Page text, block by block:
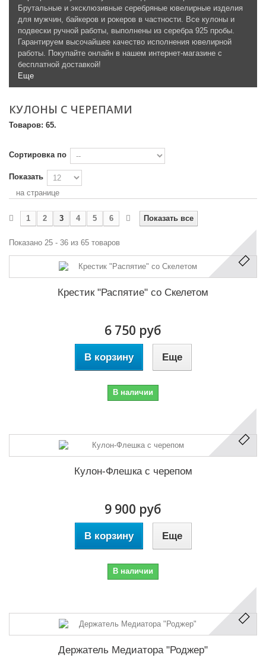
Брутальные и эксклюзивные серебряные ювелирные изделия
для мужчин, байкеров и рокеров в частности. Все кулоны и
подвески ручной работы, выполнены из серебра 925 пробы.
Гарантируем высочайшее качество исполнения ювелирной
работы. Покупайте онлайн в нашем интернет-магазине с
бесплатной доставкой!
Еще
КУЛОНЫ С ЧЕРЕПАМИ
Товаров: 65.
Сортировка по
Показать
на странице
Показать все
1 2 3 4 5 6
Показано 25 - 36 из 65 товаров
Крестик "Распятие" со Скелетом
6 750 руб
В корзину Еще
В наличии
Кулон-Флешка с черепом
9 900 руб
В корзину Еще
В наличии
Держатель Медиатора "Роджер"